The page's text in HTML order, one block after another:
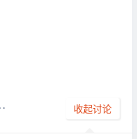
收起讨论